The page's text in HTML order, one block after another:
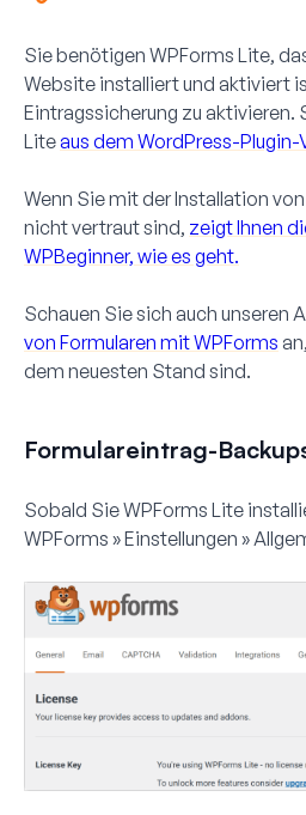
Sie benötigen WPForms Lite,
Website installiert und aktiviert
Eintragssicherung zu aktivieren.
Liteaus dem WordPress-
Wenn Sie mit der Installation
nicht vertraut sind, zeigt Ihnen
WPBeginner, wie es geht.
Schauen Sie sich auch unseren
von Formularen mit WPForms
dem neuesten Stand sind.
Formulareintrag-
Sobald Sie WPForms Lite
WPForms » Einstellungen »